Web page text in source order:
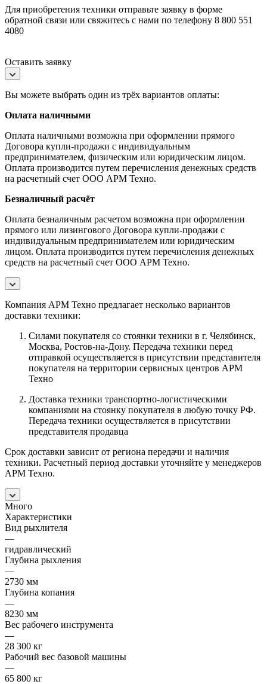
Для приобретения техники отправьте заявку в форме
обратной связи или свяжитесь с нами по телефону 8 800 551
4080
Оставить заявку
Вы можете выбрать один из трёх вариантов оплаты:
Оплата наличными
Оплата наличными возможна при оформлении прямого
Договора купли-продажи с индивидуальным
предпринимателем, физическим или юридическим лицом.
Оплата производится путем перечисления денежных средств
на расчетный счет ООО АРМ Техно.
Безналичный расчёт
Оплата безналичным расчетом возможна при оформлении
прямого или лизингового Договора купли-продажи с
индивидуальным предпринимателем или юридическим
лицом. Оплата производится путем перечисления денежных
средств на расчетный счет ООО АРМ Техно.
Компания АРМ Техно предлагает несколько вариантов
доставки техники:
Силами покупателя со стоянки техники в г. Челябинск,
Москва, Ростов-на-Дону. Передача техники перед
отправкой осуществляется в присутствии представителя
покупателя на территории сервисных центров АРМ
Техно
Доставка техники транспортно-логистическими
компаниями на стоянку покупателя в любую точку РФ.
Передача техники осуществляется в присутствии
представителя продавца
Срок доставки зависит от региона передачи и наличия
техники. Расчетный период доставки уточняйте у менеджеров
АРМ Техно.
Много
Характеристики
Вид рыхлителя
—
гидравлический
Глубина рыхления
—
2730 мм
Глубина копания
—
8230 мм
Вес рабочего инструмента
—
28 300 кг
Рабочий вес базовой машины
—
65 800 кг